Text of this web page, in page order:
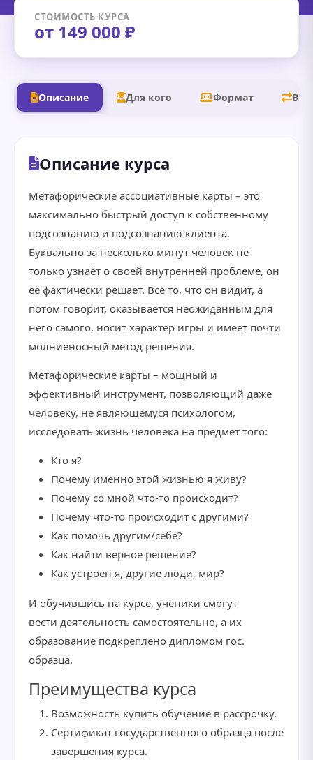
СТОИМОСТЬ КУРСА
от 149 000 ₽
Описание Для кого Формат В
Описание курса
Метафорические ассоциативные карты – это
максимально быстрый доступ к собственному
подсознанию и подсознанию клиента.
Буквально за несколько минут человек не
только узнаёт о своей внутренней проблеме, он
её фактически решает. Всё то, что он видит, а
потом говорит, оказывается неожиданным для
него самого, носит характер игры и имеет почти
молниеносный метод решения.
Метафорические карты – мощный и
эффективный инструмент, позволяющий даже
человеку, не являющемуся психологом,
исследовать жизнь человека на предмет того:
Кто я?
Почему именно этой жизнью я живу?
Почему со мной что-то происходит?
Почему что-то происходит с другими?
Как помочь другим/себе?
Как найти верное решение?
Как устроен я, другие люди, мир?
И обучившись на курсе, ученики смогут
вести деятельность самостоятельно, а их
образование подкреплено дипломом гос.
образца.
Преимущества курса
Возможность купить обучение в рассрочку.
Сертификат государственного образца после
завершения курса.